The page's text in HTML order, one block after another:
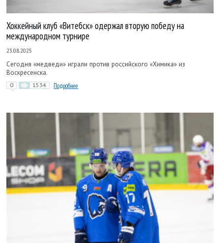
Хоккейный клуб «Витебск» одержал вторую победу на
международном турнире
23.08.2025
Сегодня «медведи» играли против российского «Химика» из
Воскресенска.
0 1534 Подробнее